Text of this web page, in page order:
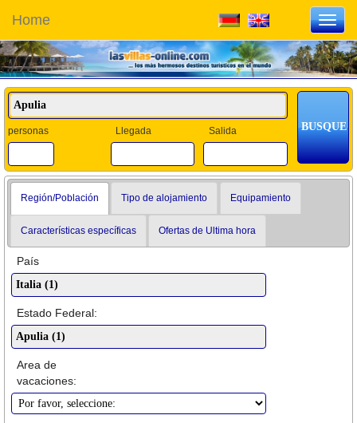
Home
personas Llegada Salida
Región/Población Tipo de alojamiento Equipamiento
Características específicas Ofertas de Ultima hora
País
Estado Federal:
Area de
vacaciones: